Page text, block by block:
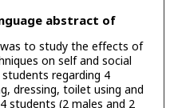
abstract of
to study the effects of
on self and social
regarding 4
dressing, toilet using and
students (2 males and 2